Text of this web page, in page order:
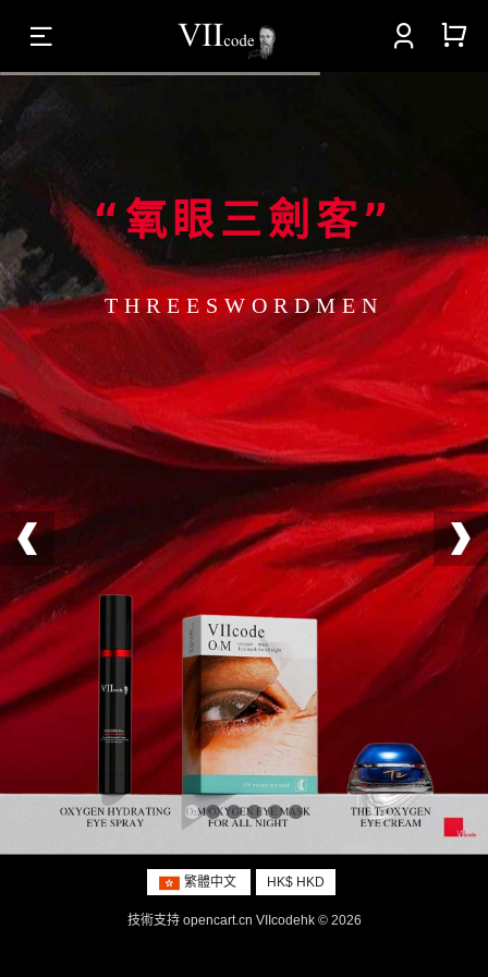
  
“氧眼三劍客”
THREESWORDMEN
繁體中文 HK$ HKD
技術支持 opencart.cn VIIcodehk © 2026